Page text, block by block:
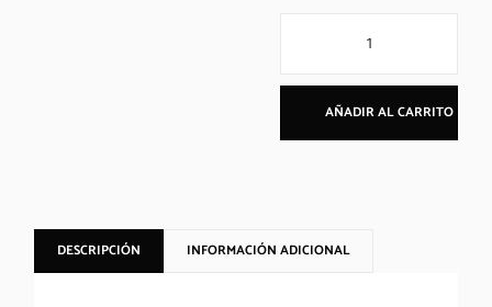
AÑADIR AL CARRITO
DESCRIPCIÓN INFORMACIÓN ADICIONAL